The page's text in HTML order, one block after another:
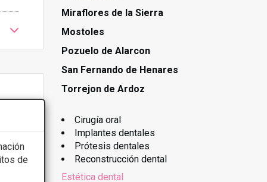
de
Miraflores de la Sierra
Mostoles
Pozuelo de Alarcon
San Fernando de Henares
Torrejon de Ardoz
Cirugía oral
Implantes dentales
Prótesis dentales
Reconstrucción dental
Estética dental